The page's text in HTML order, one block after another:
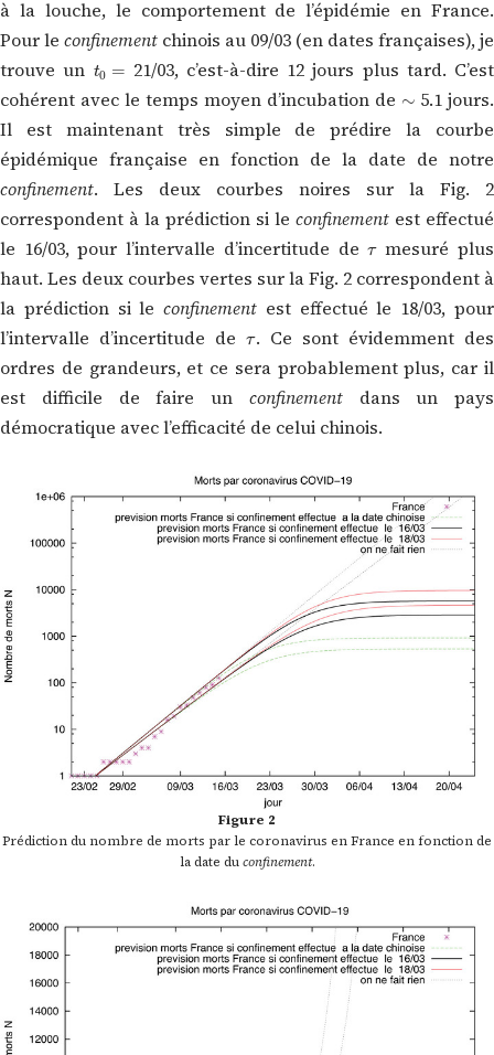
à la louche, le comportement de l’épidémie en France.
Pour le confinement chinois au 09/03 (en dates françaises), je
trouve un
21/03, c’est-à-dire 12 jours plus tard. C’est
cohérent avec le temps moyen d’incubation de
5.1 jours.
Il est maintenant très simple de prédire la courbe
épidémique française en fonction de la date de notre
confinement. Les deux courbes noires sur la Fig. 2
correspondent à la prédiction si le confinement est effectué
le 16/03, pour l’intervalle d’incertitude de mesuré plus
haut. Les deux courbes vertes sur la Fig. 2 correspondent à
la prédiction si leconfinement est effectué le 18/03, pour
l’intervalle d’incertitude de . Ce sont évidemment des
ordres de grandeurs, et ce sera probablement plus, car il
est difficile de faire un confinementdans un pays
démocratique avec l’efficacité de celui chinois.
Figure 2
Prédiction du nombre de morts par le coronavirus en France en fonction de
la date duconfinement.